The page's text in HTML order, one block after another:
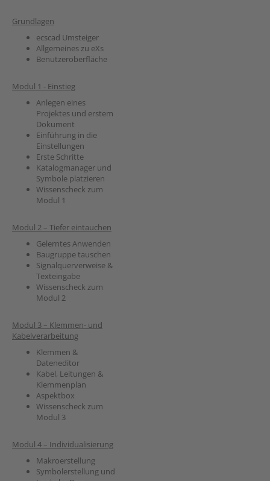
Grundlagen
ecscad Umsteiger
Allgemeines zu eXs
Benutzeroberfläche
Modul 1 - Einstieg
Anlegen eines
Projektes und erstem
Dokument
Einführung in die
Einstellungen
Erste Schritte
Katalogmanager und
Symbole platzieren
Wissenscheck zum
Modul 1
Modul 2 – Tiefer eintauchen
Gelerntes Anwenden
Baugruppe tauschen
Signalquerverweise &
Texteingabe
Wissenscheck zum
Modul 2
Modul 3 – Klemmen- und
Kabelverarbeitung
Klemmen &
Dateneditor
Kabel, Leitungen &
Klemmenplan
Aspektbox
Wissenscheck zum
Modul 3
Modul 4 – Individualisierung
Makroerstellung
Symbolerstellung und